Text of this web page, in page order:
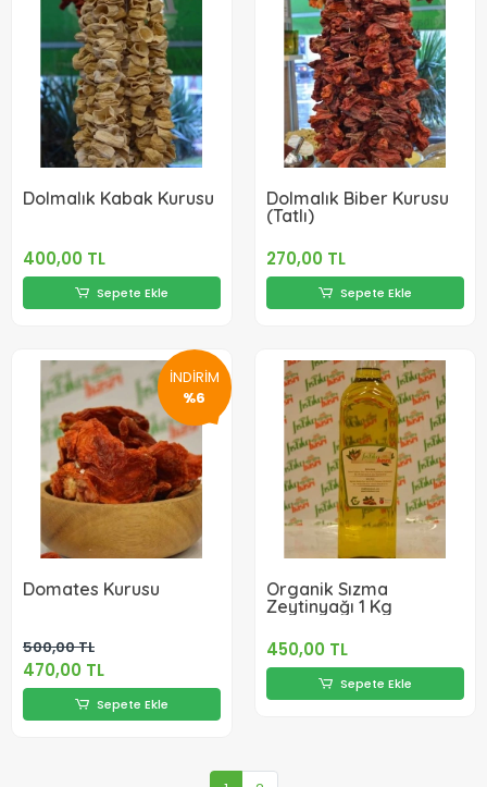
Dolmalık Kabak Kurusu
400,00 TL
Sepete Ekle
Dolmalık Biber Kurusu
(Tatlı)
270,00 TL
Sepete Ekle
İNDİRİM
%6
Domates Kurusu
500,00 TL
470,00 TL
Sepete Ekle
Organik Sızma
Zeytinyağı 1 Kg
450,00 TL
Sepete Ekle